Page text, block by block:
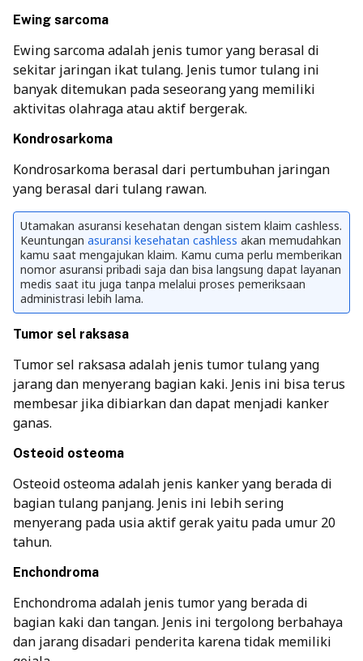
Ewing sarcoma
Ewing sarcoma adalah jenis tumor yang berasal di
sekitar jaringan ikat tulang. Jenis tumor tulang ini
banyak ditemukan pada seseorang yang memiliki
aktivitas olahraga atau aktif bergerak.
Kondrosarkoma
Kondrosarkoma berasal dari pertumbuhan jaringan
yang berasal dari tulang rawan.
Utamakan asuransi kesehatan dengan sistem klaim cashless.
Keuntungan asuransi kesehatan cashless akan memudahkan
kamu saat mengajukan klaim. Kamu cuma perlu memberikan
nomor asuransi pribadi saja dan bisa langsung dapat layanan
medis saat itu juga tanpa melalui proses pemeriksaan
administrasi lebih lama.
Tumor sel raksasa
Tumor sel raksasa adalah jenis tumor tulang yang
jarang dan menyerang bagian kaki. Jenis ini bisa terus
membesar jika dibiarkan dan dapat menjadi kanker
ganas.
Osteoid osteoma
Osteoid osteoma adalah jenis kanker yang berada di
bagian tulang panjang. Jenis ini lebih sering
menyerang pada usia aktif gerak yaitu pada umur 20
tahun.
Enchondroma
Enchondroma adalah jenis tumor yang berada di
bagian kaki dan tangan. Jenis ini tergolong berbahaya
dan jarang disadari penderita karena tidak memiliki